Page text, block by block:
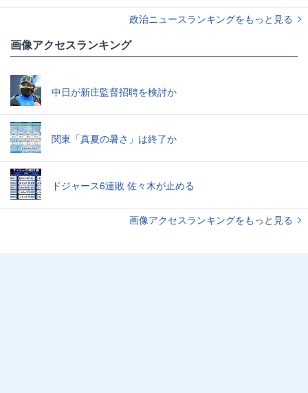
政治ニュースランキングをもっと見る
画像アクセスランキング
中日が新庄監督招聘を検討か
関東「真夏の暑さ」は終了か
ドジャース6連敗 佐々木が止める
画像アクセスランキングをもっと見る